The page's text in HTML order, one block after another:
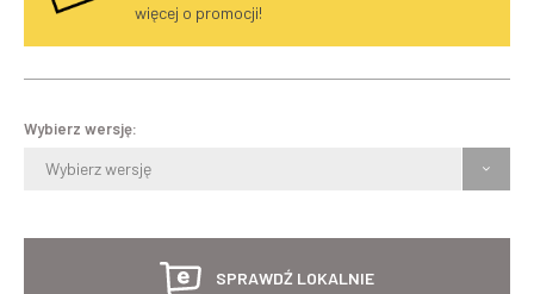
więcej o promocji!
Wybierz wersję:
Wybierz wersję
SPRAWDŹ LOKALNIE